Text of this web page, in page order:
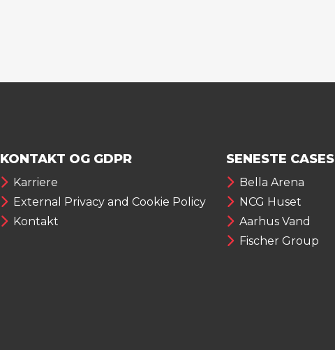
KONTAKT OG GDPR
Karriere
External Privacy and Cookie Policy
Kontakt
SENESTE CASES
Bella Arena
NCG Huset
Aarhus Vand
Fischer Group